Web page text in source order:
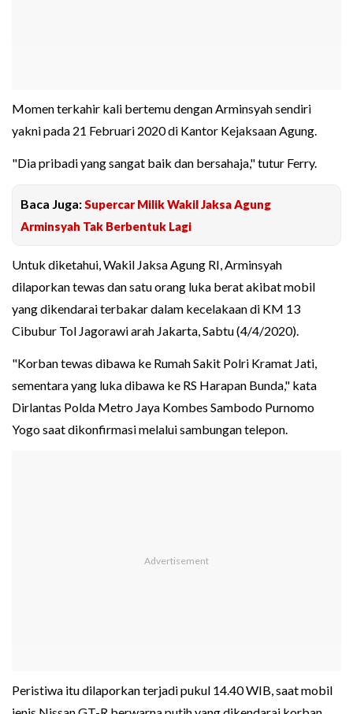
Momen terkahir kali bertemu dengan Arminsyah sendiri
yakni pada 21 Februari 2020 di Kantor Kejaksaan Agung.
"Dia pribadi yang sangat baik dan bersahaja," tutur Ferry.
Baca Juga:Supercar Milik Wakil Jaksa Agung
Arminsyah Tak Berbentuk Lagi
Untuk diketahui, Wakil Jaksa Agung RI, Arminsyah
dilaporkan tewas dan satu orang luka berat akibat mobil
yang dikendarai terbakar dalam kecelakaan di KM 13
Cibubur Tol Jagorawi arah Jakarta, Sabtu (4/4/2020).
"Korban tewas dibawa ke Rumah Sakit Polri Kramat Jati,
sementara yang luka dibawa ke RS Harapan Bunda," kata
Dirlantas Polda Metro Jaya Kombes Sambodo Purnomo
Yogo saat dikonfirmasi melalui sambungan telepon.
Peristiwa itu dilaporkan terjadi pukul 14.40 WIB, saat mobil